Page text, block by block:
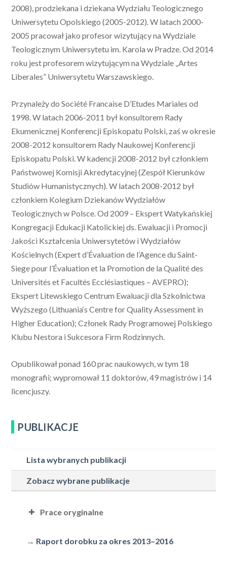
2008), prodziekana i dziekana Wydziału Teologicznego
Uniwersytetu Opolskiego (2005-2012). W latach 2000-
2005 pracował jako profesor wizytujący na Wydziale
Teologicznym Uniwersytetu im. Karola w Pradze. Od 2014
roku jest profesorem wizytującym na Wydziale „Artes
Liberales” Uniwersytetu Warszawskiego.
Przynależy do Société Francaise D’Etudes Mariales od
1998. W latach 2006-2011 był konsultorem Rady
Ekumenicznej Konferencji Episkopatu Polski, zaś w okresie
2008-2012 konsultorem Rady Naukowej Konferencji
Episkopatu Polski. W kadencji 2008-2012 był członkiem
Państwowej Komisji Akredytacyjnej (Zespół Kierunków
Studiów Humanistycznych). W latach 2008-2012 był
członkiem Kolegium Dziekanów Wydziałów
Teologicznych w Polsce. Od 2009 – Ekspert Watykańskiej
Kongregacji Edukacji Katolickiej ds. Ewaluacji i Promocji
Jakości Kształcenia Uniwersytetów i Wydziałów
Kościelnych (Expert d’Évaluation de l’Agence du Saint-
Siege pour l’Évaluation et la Promotion de la Qualité des
Universités et Facultés Ecclésiastiques – AVEPRO);
Ekspert Litewskiego Centrum Ewaluacji dla Szkolnictwa
Wyższego (Lithuania‘s Centre for Quality Assessment in
Higher Education); Członek Rady Programowej Polskiego
Klubu Nestora i Sukcesora Firm Rodzinnych.
Opublikował ponad 160 prac naukowych, w tym 18
monografii; wypromował 11 doktorów, 49 magistrów i 14
licencjuszy.
PUBLIKACJE
Lista wybranych publikacji
Zobacz wybrane publikacje
Prace oryginalne
Bożego imienia «Ja Jestem»,
→ Raport dorobku za okres 2013–2016